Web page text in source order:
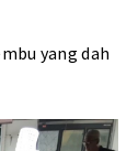
yang dah